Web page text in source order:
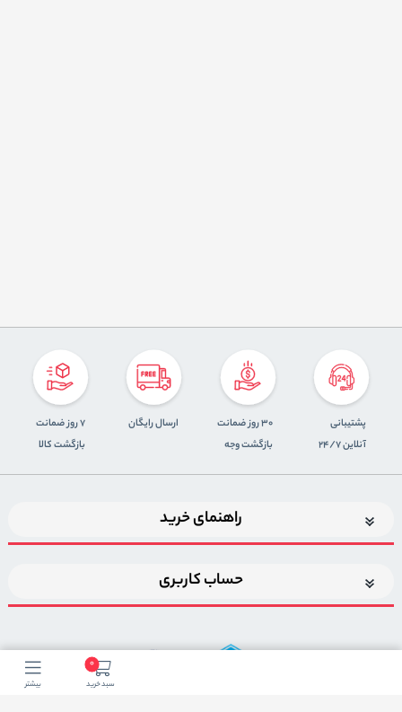
0
سبد خرید بیشتر
پشتیبانی
آنلاین 24/7
30 روز ضمانت
بازگشت وجه
ارسال رایگان
7 روز ضمانت
بازگشت کالا
راهنمای خرید
حساب کاربری